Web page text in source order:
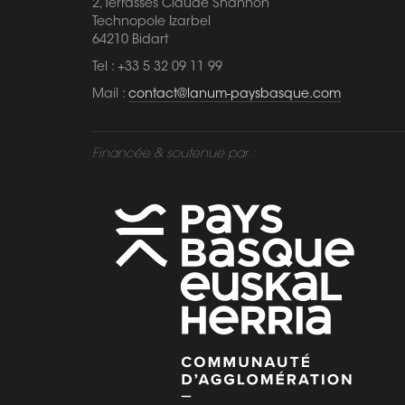
2, Terrasses Claude Shannon
Technopole Izarbel
64210 Bidart
Tel : +33 5 32 09 11 99
Mail : contact@lanum-paysbasque.com
Financée & soutenue par :